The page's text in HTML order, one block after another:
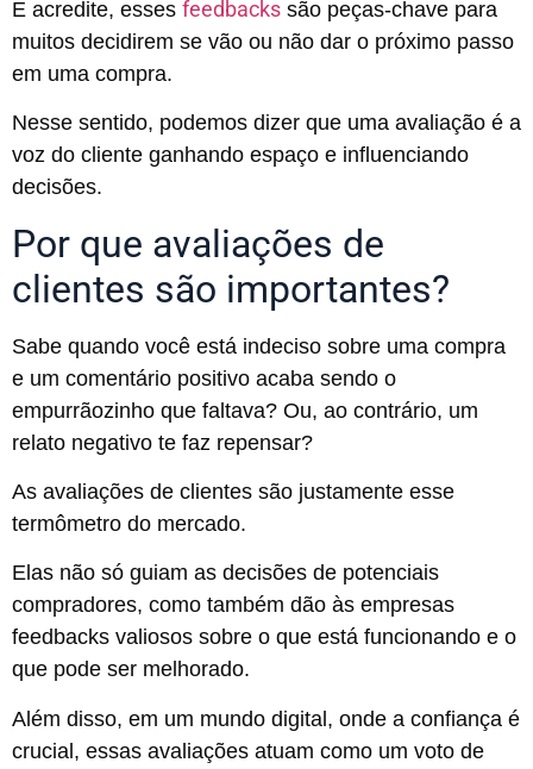
E acredite, esses feedbacks são peças-chave para
muitos decidirem se vão ou não dar o próximo passo
em uma compra.
Nesse sentido, podemos dizer que uma avaliação é a
voz do cliente ganhando espaço e influenciando
decisões.
Por que avaliações de
clientes são importantes?
Sabe quando você está indeciso sobre uma compra
e um comentário positivo acaba sendo o
empurrãozinho que faltava? Ou, ao contrário, um
relato negativo te faz repensar?
As avaliações de clientes são justamente esse
termômetro do mercado.
Elas não só guiam as decisões de potenciais
compradores, como também dão às empresas
feedbacks valiosos sobre o que está funcionando e o
que pode ser melhorado.
Além disso, em um mundo digital, onde a confiança é
crucial, essas avaliações atuam como um voto de